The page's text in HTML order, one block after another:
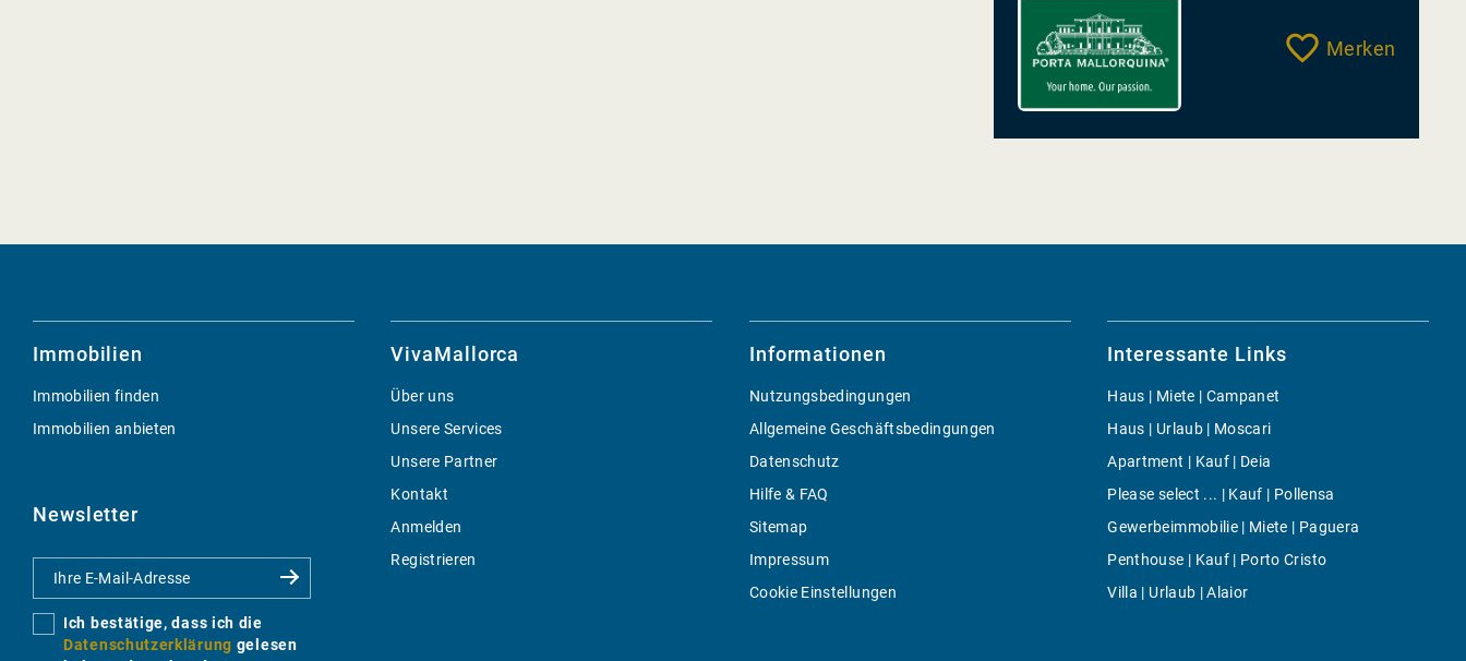
Merken
Immobilien
Immobilien finden
Immobilien anbieten
Newsletter
Ich bestätige, dass ich die
Datenschutzerklärung gelesen
VivaMallorca
Über uns
Unsere Services
Unsere Partner
Kontakt
Anmelden
Registrieren
Informationen
Nutzungsbedingungen
Allgemeine Geschäftsbedingungen
Datenschutz
Hilfe & FAQ
Sitemap
Impressum
Cookie Einstellungen
Interessante Links
Haus | Miete | Campanet
Haus | Urlaub | Moscari
Apartment | Kauf | Deia
Please select ... | Kauf | Pollensa
Gewerbeimmobilie | Miete | Paguera
Penthouse | Kauf | Porto Cristo
Villa | Urlaub | Alaior